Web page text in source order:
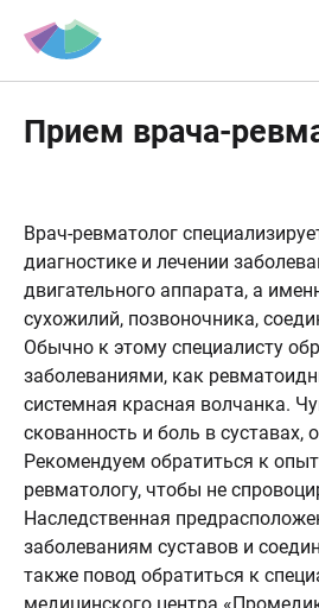
Прием врача-
Врач-ревматолог
диагностике и лечении
двигательного аппарата, а
сухожилий, позвоночника,
Обычно к этому специалисту
заболеваниями, как
системная красная волчанка.
скованность и боль в суставах,
Рекомендуем обратиться к
ревматологу, чтобы не
Наследственная
заболеваниям суставов и
также повод обратиться к